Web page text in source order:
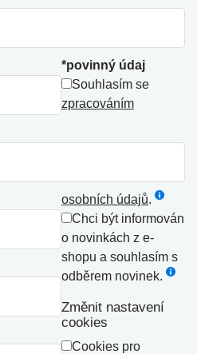
*povinný údaj
Souhlasím se
zpracováním
osobních údajů.
Chci být informován
o novinkách z e-
shopu a souhlasím s
odběrem novinek.
Změnit nastavení
cookies
Cookies pro